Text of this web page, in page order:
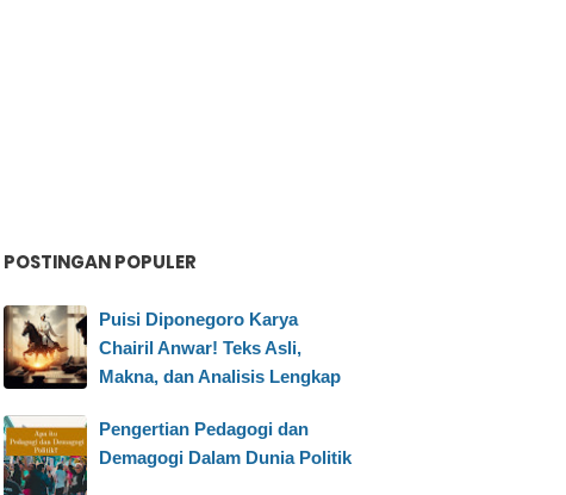
POSTINGAN POPULER
Puisi Diponegoro Karya
Chairil Anwar! Teks Asli,
Makna, dan Analisis Lengkap
Pengertian Pedagogi dan
Demagogi Dalam Dunia Politik